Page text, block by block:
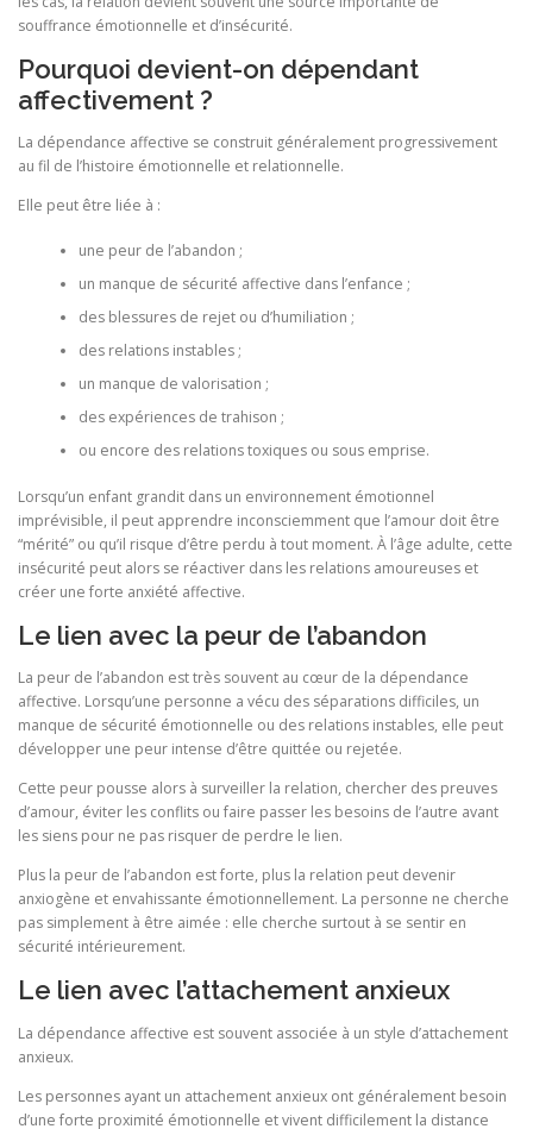
souffrance émotionnelle et d’insécurité.
Pourquoi devient-on dépendant
affectivement ?
La dépendance affective se construit généralement progressivement
au fil de l’histoire émotionnelle et relationnelle.
Elle peut être liée à :
une peur de l’abandon ;
un manque de sécurité affective dans l’enfance ;
des blessures de rejet ou d’humiliation ;
des relations instables ;
un manque de valorisation ;
des expériences de trahison ;
ou encore des relations toxiques ou sous emprise.
Lorsqu’un enfant grandit dans un environnement émotionnel
imprévisible, il peut apprendre inconsciemment que l’amour doit être
“mérité” ou qu’il risque d’être perdu à tout moment. À l’âge adulte, cette
insécurité peut alors se réactiver dans les relations amoureuses et
créer une forte anxiété affective.
Le lien avec la peur de l’abandon
La peur de l’abandon est très souvent au cœur de la dépendance
affective. Lorsqu’une personne a vécu des séparations difficiles, un
manque de sécurité émotionnelle ou des relations instables, elle peut
développer une peur intense d’être quittée ou rejetée.
Cette peur pousse alors à surveiller la relation, chercher des preuves
d’amour, éviter les conflits ou faire passer les besoins de l’autre avant
les siens pour ne pas risquer de perdre le lien.
Plus la peur de l’abandon est forte, plus la relation peut devenir
anxiogène et envahissante émotionnellement. La personne ne cherche
pas simplement à être aimée : elle cherche surtout à se sentir en
sécurité intérieurement.
Le lien avec l’attachement anxieux
La dépendance affective est souvent associée à un style d’attachement
anxieux.
Les personnes ayant un attachement anxieux ont généralement besoin
d’une forte proximité émotionnelle et vivent difficilement la distance